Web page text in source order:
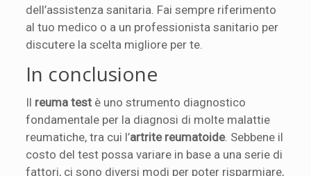
dell’assistenza sanitaria. Fai sempre riferimento
al tuo medico o a un professionista sanitario per
discutere la scelta migliore per te.
In conclusione
Il reuma test è uno strumento diagnostico
fondamentale per la diagnosi di molte malattie
reumatiche, tra cui l’artrite reumatoide. Sebbene il
costo del test possa variare in base a una serie di
fattori, ci sono diversi modi per poter risparmiare,